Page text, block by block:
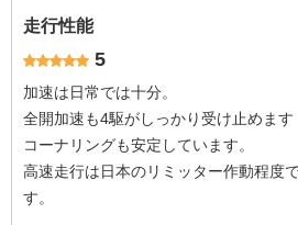
走行性能
5
加速は日常では十分。
全開加速も4駆がしっかり受け止めます
コーナリングも安定しています。
高速走行は日本のリミッター作動程度
す。